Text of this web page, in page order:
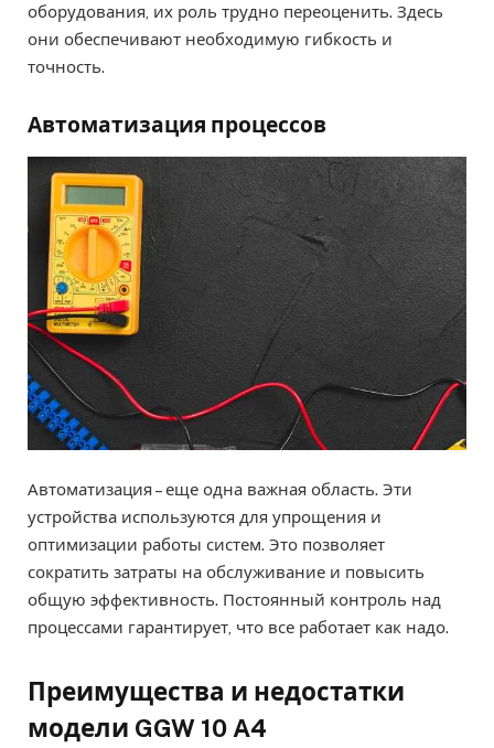
оборудования, их роль трудно переоценить. Здесь
они обеспечивают необходимую гибкость и
точность.
Автоматизация процессов
Автоматизация – еще одна важная область. Эти
устройства используются для упрощения и
оптимизации работы систем. Это позволяет
сократить затраты на обслуживание и повысить
общую эффективность. Постоянный контроль над
процессами гарантирует, что все работает как надо.
Преимущества и недостатки
модели GGW 10 A4